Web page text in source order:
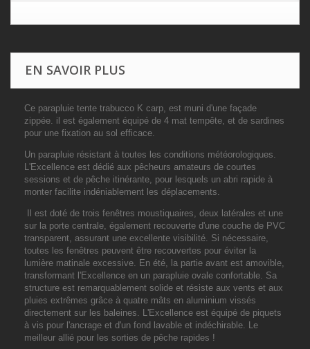
EN SAVOIR PLUS
Ce parapluie tente trabucco K carp, est muni d'une façade
zippée. il est également équipé de 4 mat tempête, et de sardines
pour une fixation au sol efficace.
Un parapluie résistant à toutes les conditions météorologiques.
L'Excellence est dédié aux pêcheurs amateurs de courtes
sessions et de pêche itinérante, pour lesquels un abri rapide à
monter facilite indéniablement les déplacements.
Il est doté de trois fenêtres moustiquaires, deux latérales et une
sur la porte centrale, également recouverte d'une couche de PVC
transparent, assurant une excellente visibilité. Si nécessaire,
toutes les fenêtres peuvent être recouvertes pour éviter la
lumière matinale excessive. En été, la partie avant est amovible,
transformant l'Excellence en un parapluie ovale confortable. Sa
structure est remarquablement solide et résiste aux vents et aux
pluies extrêmes grâce à quatre mâts en aluminium vissés
directement sur les baleines. L'Excellence est équipé de piquets
à vis pour l'ancrage et d'un fond lavable et indéchirable. Le
meilleur allié pour les sorties de pêche rapides !